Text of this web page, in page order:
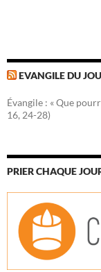
EVANGILE DU
Évangile : « Que
16, 24-28)
PRIER CHAQUE